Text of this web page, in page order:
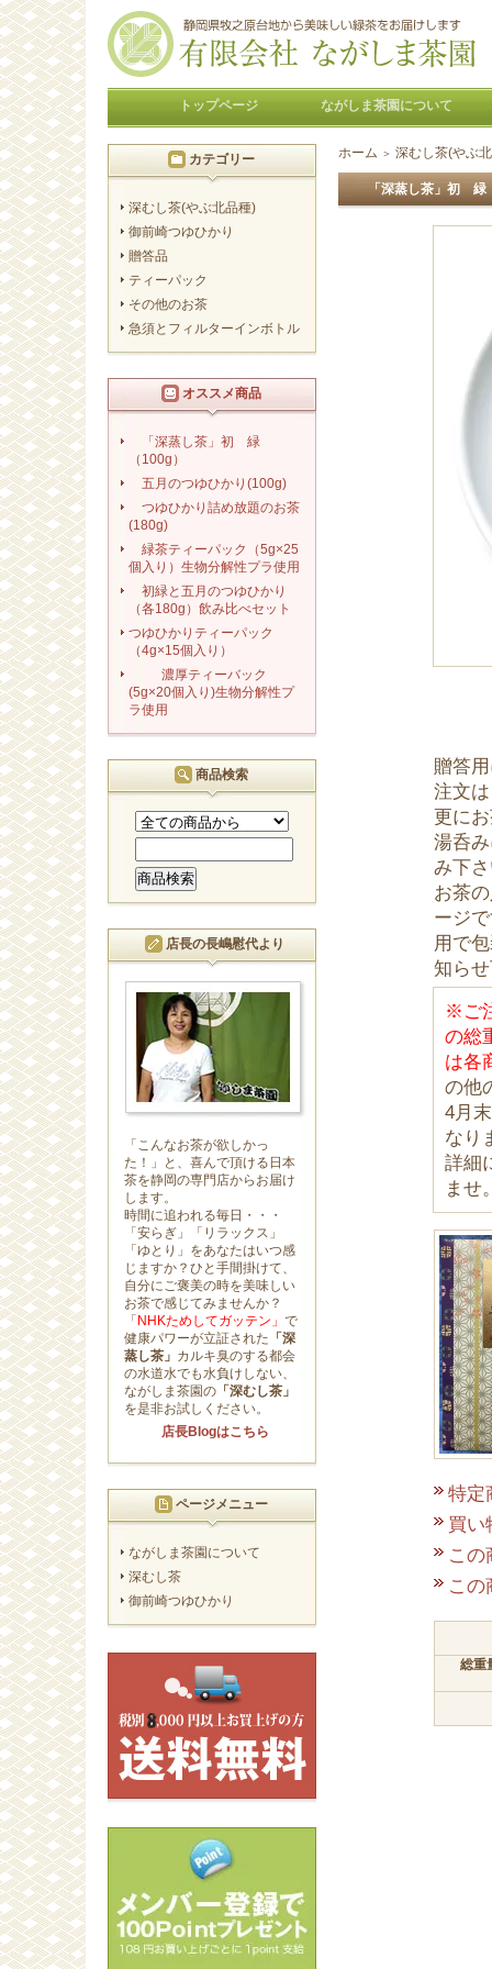
トップページ ながしま茶園について
カテゴリー
深むし茶(やぶ北品種)
御前崎つゆひかり
贈答品
ティーパック
その他のお茶
急須とフィルターインボトル
オススメ商品
「深蒸し茶」初 緑
（100g）
五月のつゆひかり(100g)
つゆひかり詰め放題のお茶
(180g)
緑茶ティーパック（5g×25
個入り）生物分解性プラ使用
初緑と五月のつゆひかり
（各180g）飲み比べセット
つゆひかりティーパック
（4g×15個入り）
濃厚ティーバック
(5g×20個入り)生物分解性プ
ラ使用
商品検索
店長の長嶋慰代より
「こんなお茶が欲しかっ
た！」と、喜んで頂ける日本
茶を静岡の専門店からお届け
します。
時間に追われる毎日・・・
「安らぎ」「リラックス」
「ゆとり」をあなたはいつ感
じますか？ひと手間掛けて、
自分にご褒美の時を美味しい
お茶で感じてみませんか？
「 NHKためしてガッテン」 で
健康パワーが立証された 「深
蒸し茶」 カルキ臭のする都会
の水道水でも水負けしない、
ながしま茶園の「深むし茶」
を是非お試しください。
店長Blogはこちら
ページメニュー
ながしま茶園について
深むし茶
御前崎つゆひかり
ホーム ＞ 深むし茶(やぶ
「深蒸し茶」初 緑
贈答
注文
更に
湯呑
み下
お茶
ージ
用で
知ら
※ご
の総
は各
の他
4月
なり
詳細
ませ
特定
買い
この
この
総重